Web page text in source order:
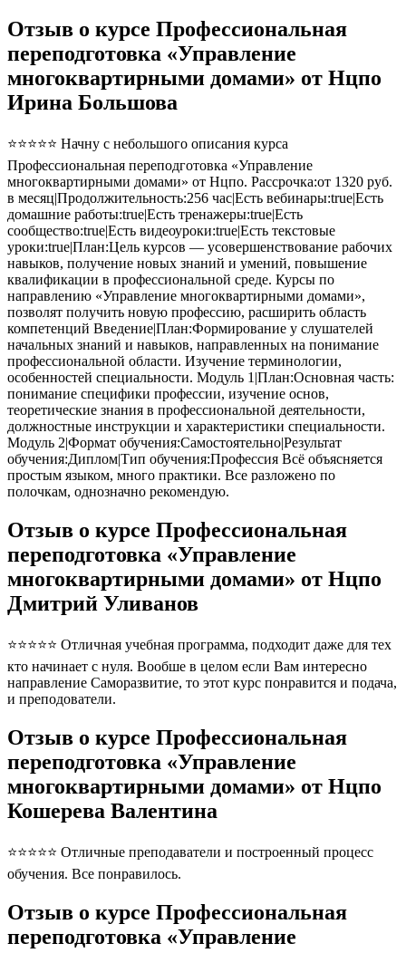
Отзыв о курсе Профессиональная
переподготовка «Управление
многоквартирными домами» от Нцпо
Ирина Большова
⭐⭐⭐⭐⭐ Начну с небольшого описания курса
Профессиональная переподготовка «Управление
многоквартирными домами» от Нцпо. Рассрочка:от 1320 руб.
в месяц|Продолжительность:256 час|Есть вебинары:true|Есть
домашние работы:true|Есть тренажеры:true|Есть
сообщество:true|Есть видеоуроки:true|Есть текстовые
уроки:true|План:Цель курсов — усовершенствование рабочих
навыков, получение новых знаний и умений, повышение
квалификации в профессиональной среде. Курсы по
направлению «Управление многоквартирными домами»,
позволят получить новую профессию, расширить область
компетенций Введение|План:Формирование у слушателей
начальных знаний и навыков, направленных на понимание
профессиональной области. Изучение терминологии,
особенностей специальности. Модуль 1|План:Основная часть:
понимание специфики профессии, изучение основ,
теоретические знания в профессиональной деятельности,
должностные инструкции и характеристики специальности.
Модуль 2|Формат обучения:Самостоятельно|Результат
обучения:Диплом|Тип обучения:Профессия Всё объясняется
простым языком, много практики. Все разложено по
полочкам, однозначно рекомендую.
Отзыв о курсе Профессиональная
переподготовка «Управление
многоквартирными домами» от Нцпо
Дмитрий Уливанов
⭐⭐⭐⭐⭐ Отличная учебная программа, подходит даже для тех
кто начинает с нуля. Вообше в целом если Вам интересно
направление Саморазвитие, то этот курс понравится и подача,
и преподователи.
Отзыв о курсе Профессиональная
переподготовка «Управление
многоквартирными домами» от Нцпо
Кошерева Валентина
⭐⭐⭐⭐⭐ Отличные преподаватели и построенный процесс
обучения. Все понравилось.
Отзыв о курсе Профессиональная
переподготовка «Управление